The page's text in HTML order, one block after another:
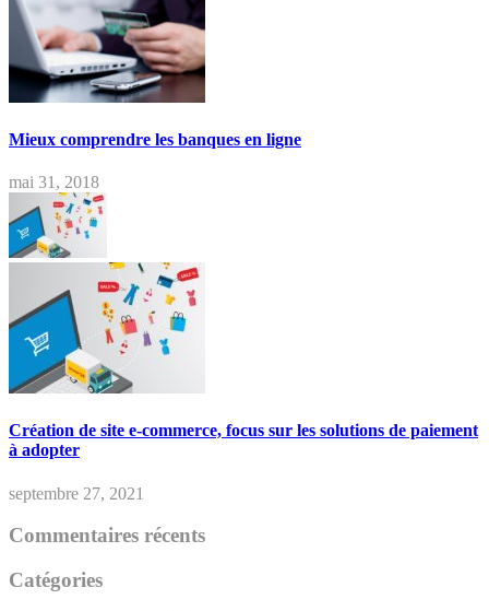
Mieux comprendre les banques en ligne
mai 31, 2018
Création de site e-commerce, focus sur les solutions de paiement
à adopter
septembre 27, 2021
Commentaires récents
Catégories